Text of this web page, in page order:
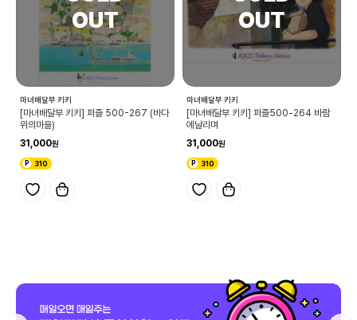
마녀배달부 키키
[마녀배달부 키키] 퍼즐 500-267 (바다
위의마을)
31,000
310
마녀배달부 키키
[마녀배달부 키키] 퍼즐500-264 바람
에날리며
31,000
310